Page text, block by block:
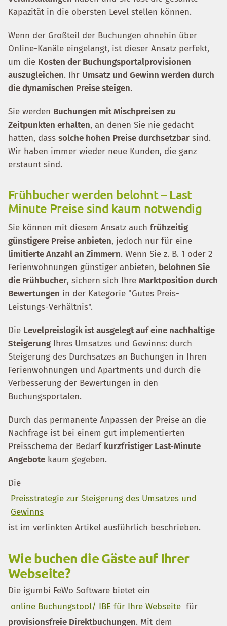
Kapazität in die obersten Level stellen können.
Wenn der Großteil der Buchungen ohnehin über
Online-Kanäle eingelangt, ist dieser Ansatz perfekt,
um die Kosten der Buchungsportalprovisionen
auszugleichen. Ihr Umsatz und Gewinn werden durch
die dynamischen Preise steigen.
Sie werden Buchungen mit Mischpreisen zu
Zeitpunkten erhalten, an denen Sie nie gedacht
hatten, dass solche hohen Preise durchsetzbar sind.
Wir haben immer wieder neue Kunden, die ganz
erstaunt sind.
Frühbucher werden belohnt – Last
Minute Preise sind kaum notwendig
Sie können mit diesem Ansatz auch frühzeitig
günstigere Preise anbieten, jedoch nur für eine
limitierte Anzahl an Zimmern. Wenn Sie z. B. 1 oder 2
Ferienwohnungen günstiger anbieten, belohnen Sie
die Frühbucher, sichern sich Ihre Marktposition durch
Bewertungen in der Kategorie "Gutes Preis-
Leistungs-Verhältnis".
Die Levelpreislogik ist ausgelegt auf eine nachhaltige
Steigerung Ihres Umsatzes und Gewinns: durch
Steigerung des Durchsatzes an Buchungen in Ihren
Ferienwohnungen und Apartments und durch die
Verbesserung der Bewertungen in den
Buchungsportalen.
Durch das permanente Anpassen der Preise an die
Nachfrage ist bei einem gut implementierten
Preisschema der Bedarf kurzfristiger Last-Minute
Angebote kaum gegeben.
Die
Preisstrategie zur Steigerung des Umsatzes und
Gewinns
ist im verlinkten Artikel ausführlich beschrieben.
Wie buchen die Gäste auf Ihrer
Webseite?
Die igumbi FeWo Software bietet ein
online Buchungstool/ IBE für Ihre Webseite für
provisionsfreie Direktbuchungen. Mit dem